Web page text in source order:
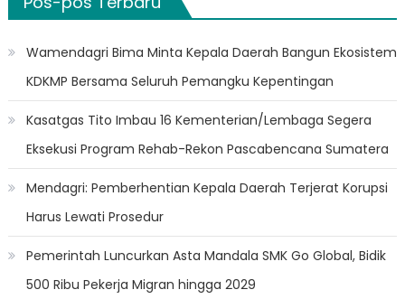
Wamendagri Bima Minta Kepala Daerah Bangun Ekosistem
KDKMP Bersama Seluruh Pemangku Kepentingan
Kasatgas Tito Imbau 16 Kementerian/Lembaga Segera
Eksekusi Program Rehab-Rekon Pascabencana Sumatera
Mendagri: Pemberhentian Kepala Daerah Terjerat Korupsi
Harus Lewati Prosedur
Pemerintah Luncurkan Asta Mandala SMK Go Global, Bidik
500 Ribu Pekerja Migran hingga 2029